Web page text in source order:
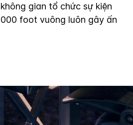
gian tổ chức sự kiện
foot vuông luôn gây ấn